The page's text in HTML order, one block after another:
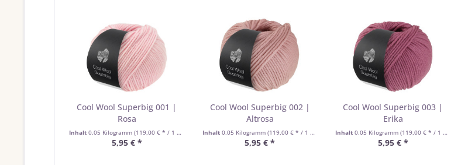
Cool Wool Superbig 001 |
Rosa
Inhalt 0.05 Kilogramm (119,00 € * / 1 Kilogramm)
5,95 € *
Cool Wool Superbig 002 |
Altrosa
Inhalt 0.05 Kilogramm (119,00 € * / 1 Kilogramm)
5,95 € *
Cool Wool Superbig 003 |
Erika
Inhalt0.05 Kilogramm(119,00 € * / 1 Kilogramm)
5,95 € *